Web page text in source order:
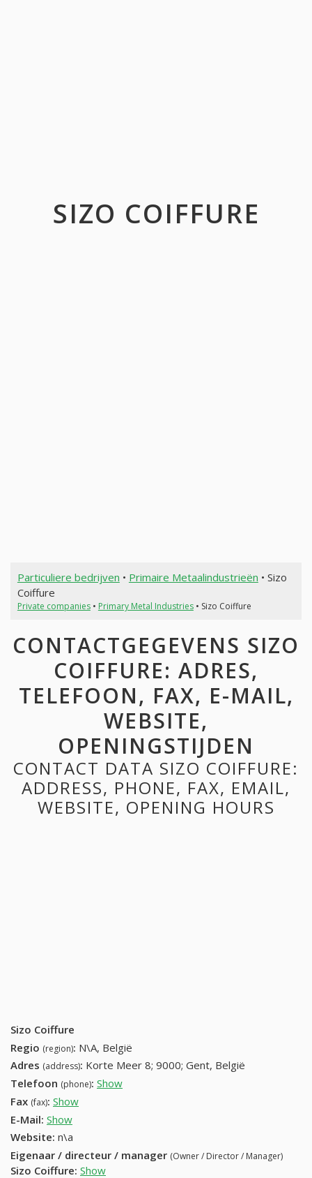
SIZO COIFFURE
Particuliere bedrijven • Primaire Metaalindustrieën • Sizo
Coiffure
Private companies• Primary Metal Industries• Sizo Coiffure
CONTACTGEGEVENS SIZO
COIFFURE: ADRES,
TELEFOON, FAX, E-MAIL,
WEBSITE,
OPENINGSTIJDEN
CONTACT DATA SIZO COIFFURE:
ADDRESS, PHONE, FAX, EMAIL,
WEBSITE, OPENING HOURS
Sizo Coiffure
Regio (region): N\A, België
Adres (address): Korte Meer 8; 9000; Gent, België
Telefoon (phone): Show
Fax (fax): Show
E-Mail: Show
Website: n\a
Eigenaar / directeur / manager (Owner / Director / Manager)
Sizo Coiffure: Show